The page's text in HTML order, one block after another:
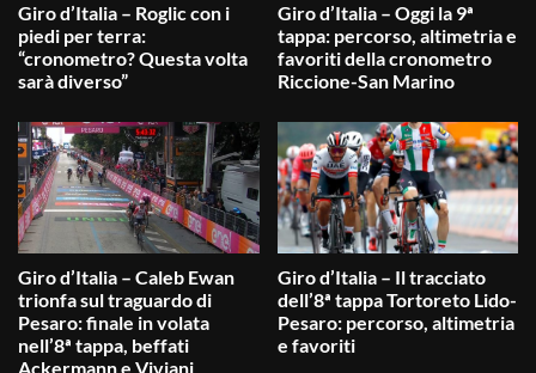
Giro d’Italia – Roglic con i
piedi per terra:
“cronometro? Questa volta
sarà diverso”
Giro d’Italia – Oggi la 9ª
tappa: percorso, altimetria e
favoriti della cronometro
Riccione-San Marino
Giro d’Italia – Caleb Ewan
trionfa sul traguardo di
Pesaro: finale in volata
nell’8ª tappa, beffati
Ackermann e Viviani
Giro d’Italia – Il tracciato
dell’8ª tappa Tortoreto Lido-
Pesaro: percorso, altimetria
e favoriti